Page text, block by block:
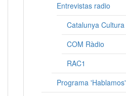
Entrevistas radio
Catalunya Cultura
COM Ràdio
RAC1
Programa 'Hablamos'